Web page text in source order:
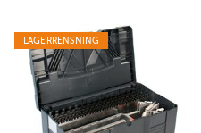
LAGERRENSNING